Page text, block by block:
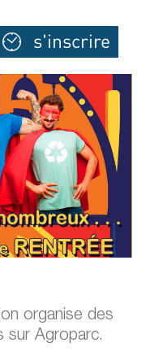
s'inscrire
organise des
sur Agroparc.